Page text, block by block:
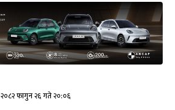
२०८२ फागुन २६ गते २०:०६